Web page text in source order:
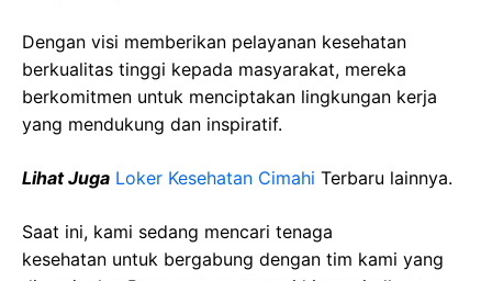
Dengan visi memberikan pelayanan kesehatan
berkualitas tinggi kepada masyarakat, mereka
berkomitmen untuk menciptakan lingkungan kerja
yang mendukung dan inspiratif.
Lihat Juga Loker Kesehatan Cimahi Terbaru lainnya.
Saat ini, kami sedang mencari tenaga
kesehatan untuk bergabung dengan tim kami yang